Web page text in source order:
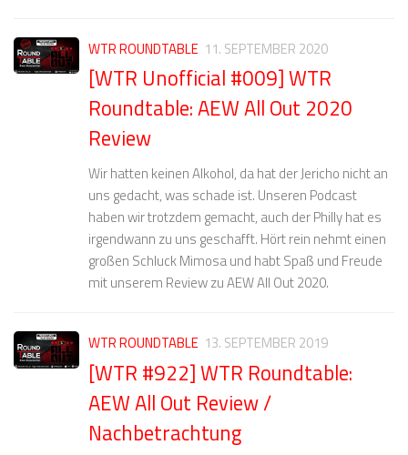
WTR ROUNDTABLE 11. SEPTEMBER 2020
[WTR Unofficial #009] WTR
Roundtable: AEW All Out 2020
Review
Wir hatten keinen Alkohol, da hat der Jericho nicht an
uns gedacht, was schade ist. Unseren Podcast
haben wir trotzdem gemacht, auch der Philly hat es
irgendwann zu uns geschafft. Hört rein nehmt einen
großen Schluck Mimosa und habt Spaß und Freude
mit unserem Review zu AEW All Out 2020.
WTR ROUNDTABLE 13. SEPTEMBER 2019
[WTR #922] WTR Roundtable:
AEW All Out Review /
Nachbetrachtung